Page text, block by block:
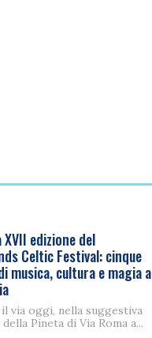
XVII edizione del
Celtic Festival: cinque
musica, cultura e magia a
via oggi, nella suggestiva
Pineta di Via Roma a...